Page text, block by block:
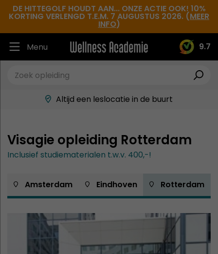
DE HITTEGOLF HOUDT AAN... ONZE ACTIE OOK! 10%
KORTING VERLENGD T.E.M. 7 AUGUSTUS 2026. (MEER
INFO)
9.7
Menu
Ruim 30.000 tevreden studenten
Beste docenten in de branche
Altijd een leslocatie in de buurt
Visagie opleiding Rotterdam
Inclusief studiematerialen t.w.v. 400,-!
Amsterdam Eindhoven Rotterdam